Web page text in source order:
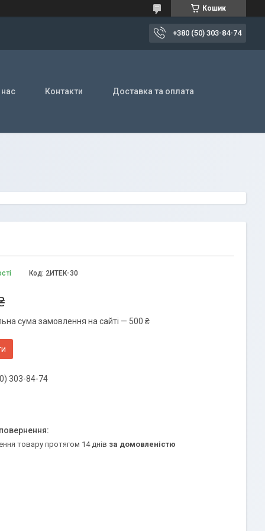
Кошик
+380 (50) 303-84-74
Контакти Доставка та оплата
Код: 2ИТЕК-30
сума замовлення на сайті — 500 ₴
303-84-74
товару протягом 14 днів за домовленістю